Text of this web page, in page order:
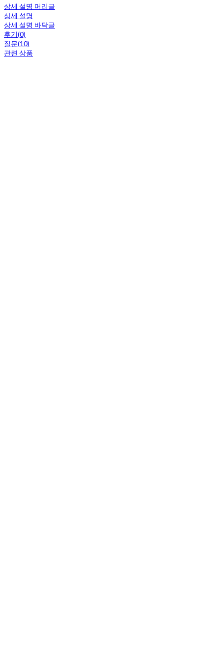
상세 설명 머리글
상세 설명
상세 설명 바닥글
후기(0)
질문(10)
관련 상품